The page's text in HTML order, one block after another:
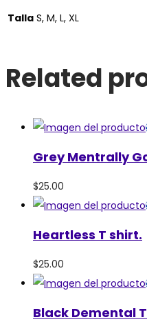
Talla S, M, L, XL
Related
Grey Mentrally
$25.00
Heartless T shirt.
$25.00
Black Demental